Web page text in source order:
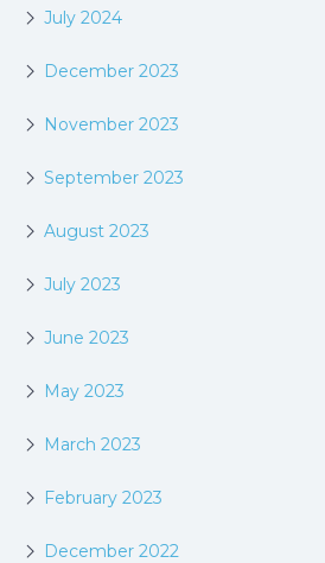
July 2024
December 2023
November 2023
September 2023
August 2023
July 2023
June 2023
May 2023
March 2023
February 2023
December 2022